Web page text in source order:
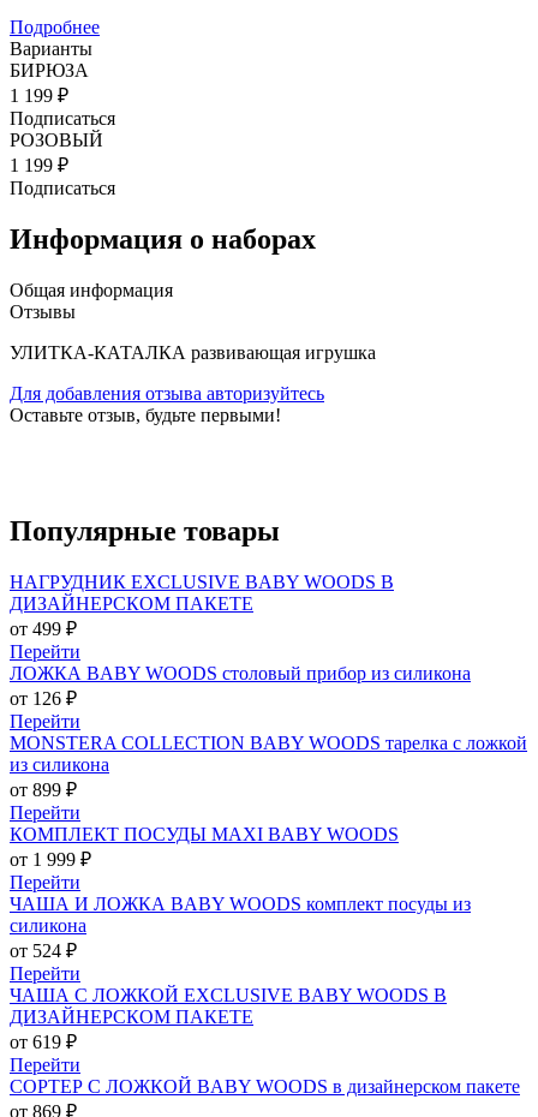
Подробнее
Варианты
БИРЮЗА
1 199 ₽
Подписаться
РОЗОВЫЙ
1 199 ₽
Подписаться
Информация о наборах
Общая информация
Отзывы
УЛИТКА-КАТАЛКА развивающая игрушка
Для добавления отзыва авторизуйтесь
Оставьте отзыв, будьте первыми!
Популярные товары
НАГРУДНИК EXCLUSIVE BABY WOODS В
ДИЗАЙНЕРСКОМ ПАКЕТЕ
от 499 ₽
Перейти
ЛОЖКА BABY WOODS столовый прибор из силикона
от 126 ₽
Перейти
MONSTERA COLLECTION BABY WOODS тарелка с ложкой
из силикона
от 899 ₽
Перейти
КОМПЛЕКТ ПОСУДЫ MAXI BABY WOODS
от 1 999 ₽
Перейти
ЧАША И ЛОЖКА BABY WOODS комплект посуды из
силикона
от 524 ₽
Перейти
ЧАША С ЛОЖКОЙ EXCLUSIVE BABY WOODS В
ДИЗАЙНЕРСКОМ ПАКЕТЕ
от 619 ₽
Перейти
СОРТЕР С ЛОЖКОЙ BABY WOODS в дизайнерском пакете
от 869 ₽